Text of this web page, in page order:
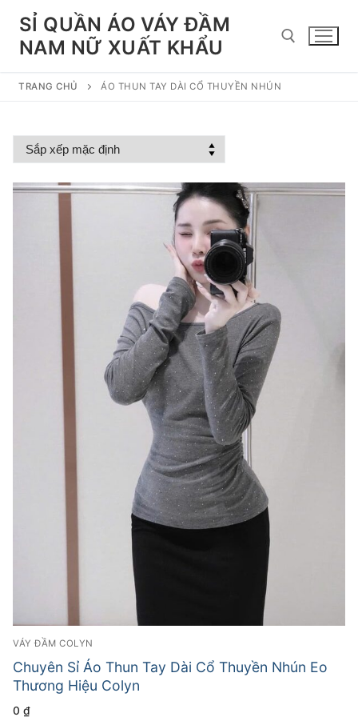
Chuyển
đếnSỈ QUẦN ÁO VÁY ĐẦM
NAM NỮ XUẤT KHẨU
TRANG CHỦ ÁO THUN TAY DÀI CỔ THUYỀN NHÚN
VÁY ĐẦM COLYN
Chuyên Sỉ Áo Thun Tay Dài Cổ Thuyền Nhún Eo
Thương Hiệu Colyn
0 ₫